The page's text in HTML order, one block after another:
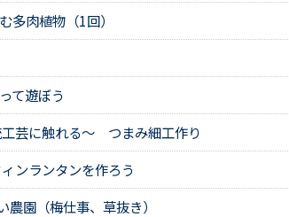
肉植物（1回）
て遊ぼう
芸に触れる～ つまみ細工作り
ンランタンを作ろう
園（梅仕事、草抜き）